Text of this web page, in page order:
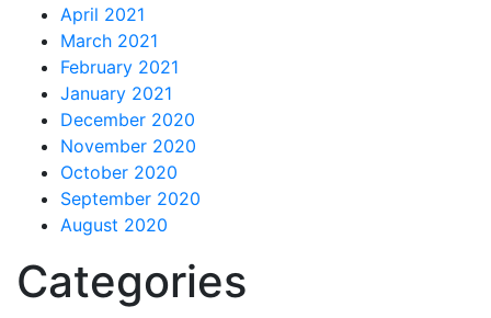
April 2021
March 2021
February 2021
January 2021
December 2020
November 2020
October 2020
September 2020
August 2020
Categories